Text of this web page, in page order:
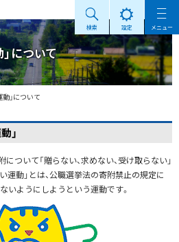
道 赤平市
検索 設定 メニュー
について
」について
」
について「贈らない、求めない、受け取らない」
運動」とは、公職選挙法の寄附禁止の規定に
いようにしようという運動です。